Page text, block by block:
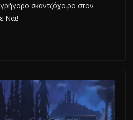
γρήγορο σκαντζόχοιρο στον
Nαι!